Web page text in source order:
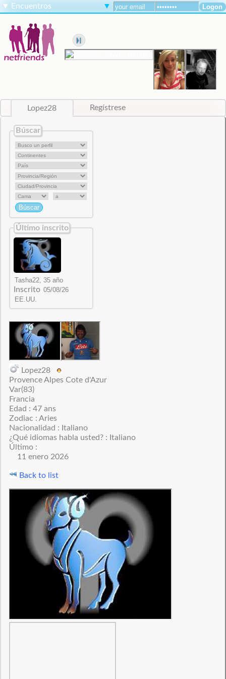
▼ Encuentros ▼
Lopez28 Regístrese
Búscar
Último inscrito
Inscrito
Lopez28
Provence Alpes Cote d'Azur
Var(83)
Francia
Edad : 47 ans
Zodiac : Aries
Nacionalidad : Italiano
¿Qué idiomas habla usted? : Italiano
Último :
11 enero 2026
Back to list